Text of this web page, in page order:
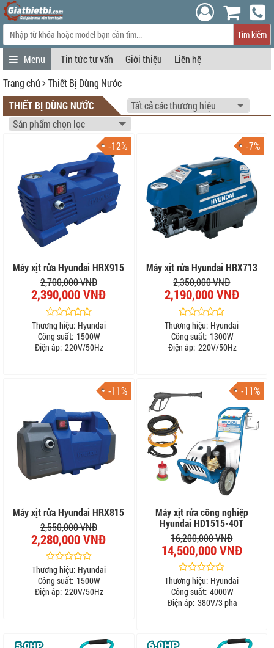
Tìm kiếm
Tin tức tư vấn Giới thiệu
Liên hệ
Trang chủ
Thiết Bị Dùng Nước
THIẾT BỊ DÙNG NƯỚC
-12%
Máy xịt rửa Hyundai HRX915
2,700,000 VNĐ
2,390,000 VNĐ
Thương hiệu: Hyundai
Công suất: 1500W
Điện áp: 220V/50Hz
-7%
Máy xịt rửa Hyundai HRX713
2,350,000 VNĐ
2,190,000 VNĐ
Thương hiệu: Hyundai
Công suất: 1300W
Điện áp: 220V/50Hz
-11%
Máy xịt rửa Hyundai HRX815
2,550,000 VNĐ
2,280,000 VNĐ
Thương hiệu: Hyundai
Công suất: 1500W
Điện áp: 220V/50Hz
-11%
Máy xịt rửa công nghiệp
Hyundai HD1515-40T
16,200,000 VNĐ
14,500,000 VNĐ
Thương hiệu: Hyundai
Công suất: 4000W
Điện áp: 380V/3 pha